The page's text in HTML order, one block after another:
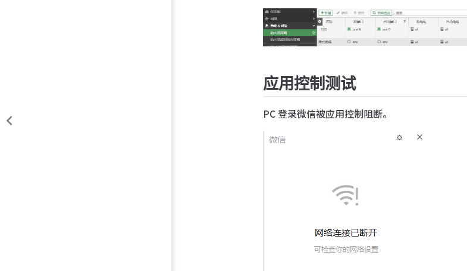
应用控制测试
PC 登录微信被应用控制阻断。